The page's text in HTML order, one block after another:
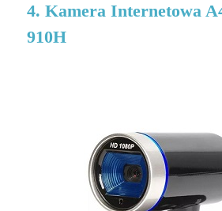
4. Kamera Internetowa
910H